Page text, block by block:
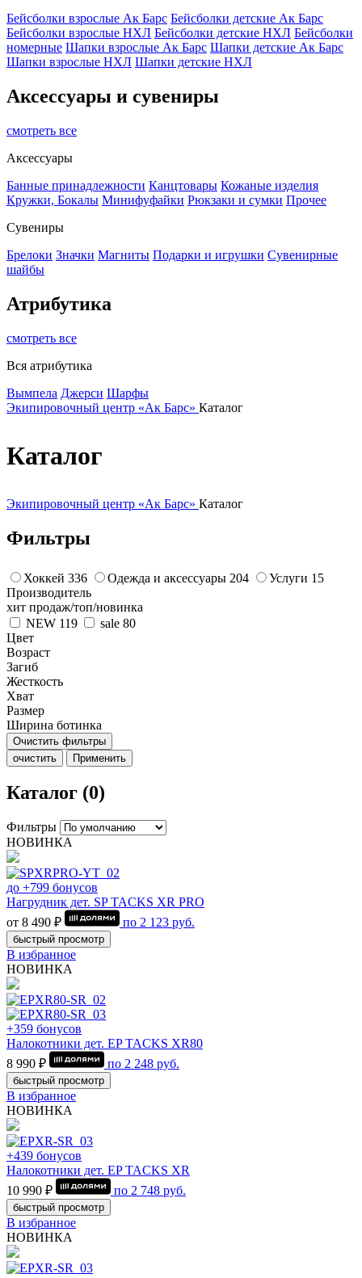
Бейсболки взрослые Ак Барс Бейсболки детские Ак Барс
Бейсболки взрослые НХЛ Бейсболки детские НХЛ Бейсболки
номерные Шапки взрослые Ак Барс Шапки детские Ак Барс
Шапки взрослые НХЛ Шапки детские НХЛ
Аксессуары и сувениры
смотреть все
Аксессуары
Банные принадлежности Канцтовары Кожаные изделия
Кружки, Бокалы Минифуфайки Рюкзаки и сумки Прочее
Сувениры
Брелоки Значки Магниты Подарки и игрушки Сувенирные
шайбы
Атрибутика
смотреть все
Вся атрибутика
Вымпела Джерси Шарфы
Экипировочный центр «Ак Барс» Каталог
Каталог
Экипировочный центр «Ак Барс» Каталог
Фильтры
Хоккей 336 Одежда и аксессуары 204 Услуги 15
Производитель
хит продаж/топ/новинка
NEW 119 sale 80
Цвет
Возраст
Загиб
Жесткость
Хват
Размер
Ширина ботинка
Очистить фильтры
очистить
Применить
Каталог (0)
Фильтры
НОВИНКА
до +799 бонусов
Нагрудник дет. SP TACKS XR PRO
от 8 490 ₽
по 2 123 руб.
быстрый просмотр
В избранное
НОВИНКА
+359 бонусов
Налокотники дет. EP TACKS XR80
8 990 ₽
по 2 248 руб.
быстрый просмотр
В избранное
НОВИНКА
+439 бонусов
Налокотники дет. EP TACKS XR
10 990 ₽
по 2 748 руб.
быстрый просмотр
В избранное
НОВИНКА